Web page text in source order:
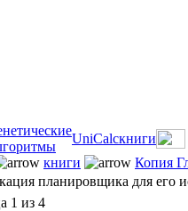
UniCalcкниги
книги Копия
планировщика для его
1 из 4